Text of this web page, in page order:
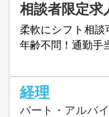
相談者限定求
柔軟にシフト相談
年齢不問！通勤手
経理
パート・アルバ